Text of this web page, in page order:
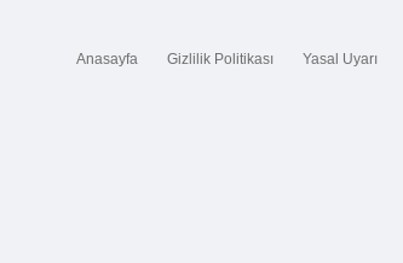
Anasayfa Gizlilik Politikası Yasal Uyarı